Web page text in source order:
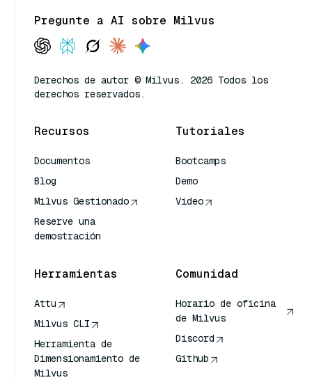
Pregunte a AI sobre Milvus
Derechos de autor © Milvus. 2026 Todos los
derechos reservados.
Recursos
Documentos
Blog
Milvus Gestionado
Reserve una
demostración
Tutoriales
Bootcamps
Demo
Video
Herramientas
Attu
Milvus CLI
Herramienta de
Dimensionamiento de
Milvus
Comunidad
Horario de oficina
de Milvus
Discord
Github